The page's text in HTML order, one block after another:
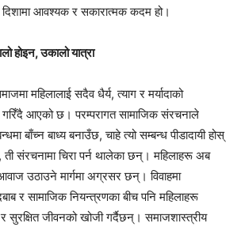
दिशामा आवश्यक र सकारात्मक कदम हो।
होइन,उकालो यात्रा
महिलालाई सदैव धैर्य, त्याग र मर्यादाको
आएको छ। परम्परागत सामाजिक संरचनाले
बाँच्न बाध्य बनाउँछ, चाहे त्यो सम्बन्ध पीडादायी होस्
संरचनामा चिरा पर्न थालेका छन्। महिलाहरू अब
उठाउने मार्गमा अग्रसर छन्। विवाहमा
र सामाजिक नियन्त्रणका बीच पनि महिलाहरू
सुरक्षित जीवनको खोजी गर्दैछन्। समाजशास्त्रीय